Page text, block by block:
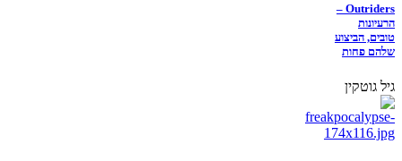
Outriders –
הרעיונות
טובים, הביצוע
שלהם פחות
גיל גוטקין